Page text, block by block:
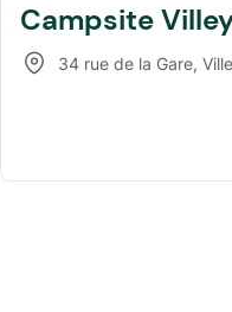
Campsite
34 rue de la Gare,